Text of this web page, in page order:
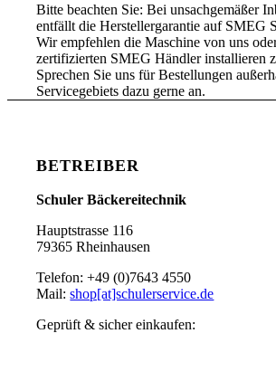
Bitte beachten Sie: Bei unsachgemäßer
entfällt die Herstellergarantie auf SMEG
Wir empfehlen die Maschine von uns
zertifizierten SMEG Händler installieren
Sprechen Sie uns für Bestellungen
Servicegebiets dazu gerne an.
BETREIBER
Schuler Bäckereitechnik
Hauptstrasse 116
79365 Rheinhausen
Telefon: +49 (0)7643 4550
Mail:shop[at]schulerservice.de
Geprüft & sicher einkaufen: